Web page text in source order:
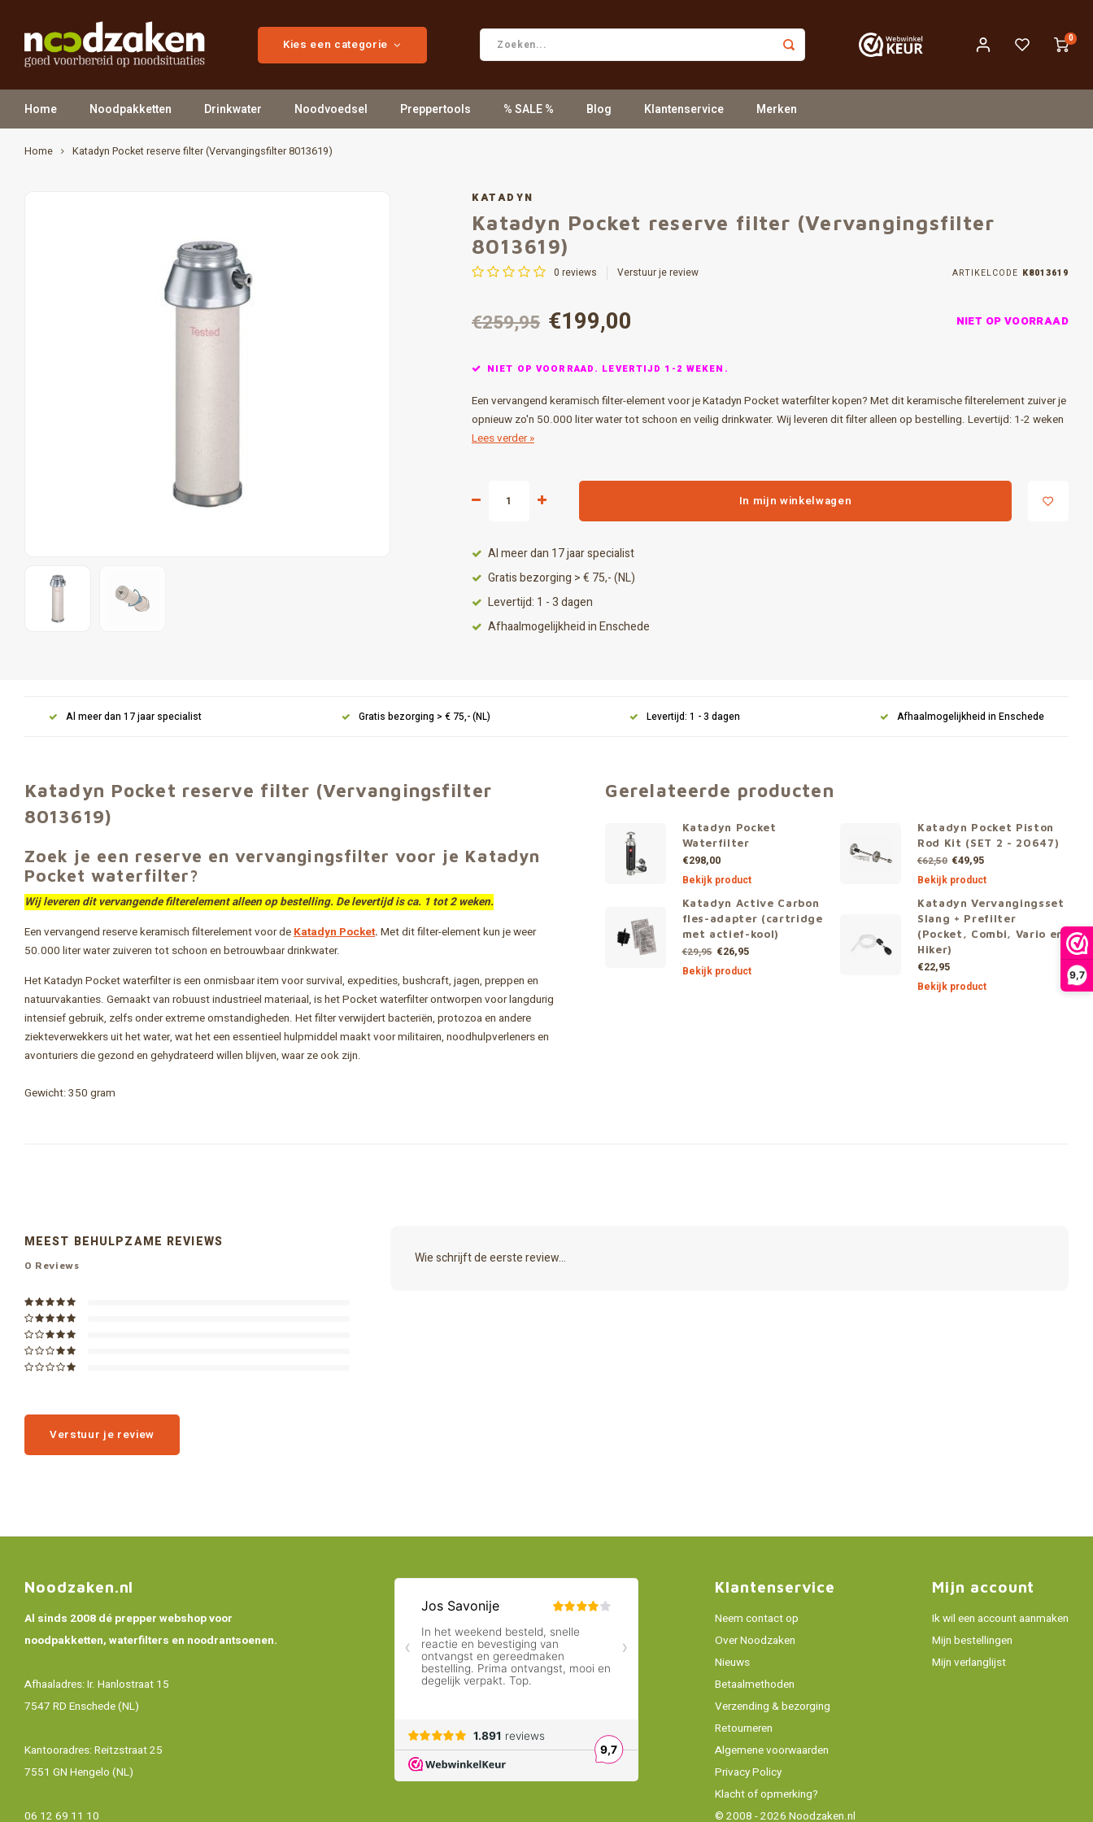
9,7
Kies een categorie 0
Home Noodpakketten Drinkwater Noodvoedsel Preppertools % SALE % Blog Klantenservice Merken
Home Katadyn Pocket reserve filter (Vervangingsfilter 8013619)
KATADYN
Katadyn Pocket reserve filter (Vervangingsfilter
8013619)
0 reviews Verstuur je review ARTIKELCODE K8013619
€259,95 €199,00 NIET OP VOORRAAD
NIET OP VOORRAAD. LEVERTIJD 1-2 WEKEN.
Een vervangend keramisch filter-element voor je Katadyn Pocket waterfilter kopen? Met dit keramische filterelement zuiver je
opnieuw zo'n 50.000 liter water tot schoon en veilig drinkwater. Wij leveren dit filter alleen op bestelling. Levertijd: 1-2 weken
Lees verder »
In mijn winkelwagen
Al meer dan 17 jaar specialist
Gratis bezorging > € 75,- (NL)
Levertijd: 1 - 3 dagen
Afhaalmogelijkheid in Enschede
Al meer dan 17 jaar specialist Gratis bezorging > € 75,- (NL) Levertijd: 1 - 3 dagen Afhaalmogelijkheid in Enschede
Katadyn Pocket reserve filter (Vervangingsfilter
8013619)
Zoek je een reserve en vervangingsfilter voor je Katadyn
Pocket waterfilter?
Wij leveren dit vervangende filterelement alleen op bestelling. De levertijd is ca. 1 tot 2 weken.
Een vervangend reserve keramisch filterelement voor deKatadyn Pocket. Met dit filter-element kun je weer
50.000 liter water zuiveren tot schoon en betrouwbaar drinkwater.
Het Katadyn Pocket waterfilter is een onmisbaar item voor survival, expedities, bushcraft, jagen, preppen en
natuurvakanties. Gemaakt van robuust industrieel materiaal, is het Pocket waterfilter ontworpen voor langdurig
intensief gebruik, zelfs onder extreme omstandigheden. Het filter verwijdert bacteriën, protozoa en andere
ziekteverwekkers uit het water, wat het een essentieel hulpmiddel maakt voor militairen, noodhulpverleners en
avonturiers die gezond en gehydrateerd willen blijven, waar ze ook zijn.
Gewicht: 350 gram
Gerelateerde producten
Katadyn Pocket
Waterfilter
€298,00
Bekijk product
Katadyn Pocket Piston
Rod Kit (SET 2 - 20647)
€62,50 €49,95
Bekijk product
Katadyn Active Carbon
fles-adapter (cartridge
met actief-kool)
€29,95 €26,95
Bekijk product
Katadyn Vervangingsset
Slang + Prefilter
(Pocket, Combi, Vario en
Hiker)
€22,95
Bekijk product
MEEST BEHULPZAME REVIEWS
0 Reviews
Verstuur je review
Wie schrijft de eerste review...
Noodzaken.nl
Al sinds 2008 dé prepper webshop voor
noodpakketten, waterfilters en noodrantsoenen.
Afhaaladres: Ir. Hanlostraat 15
7547 RD Enschede (NL)
Kantooradres: Reitzstraat 25
7551 GN Hengelo (NL)
06 12 69 11 10
Klantenservice
Neem contact op
Over Noodzaken
Nieuws
Betaalmethoden
Verzending & bezorging
Retourneren
Algemene voorwaarden
Privacy Policy
Klacht of opmerking?
© 2008 - 2026 Noodzaken.nl
Mijn account
Ik wil een account aanmaken
Mijn bestellingen
Mijn verlanglijst